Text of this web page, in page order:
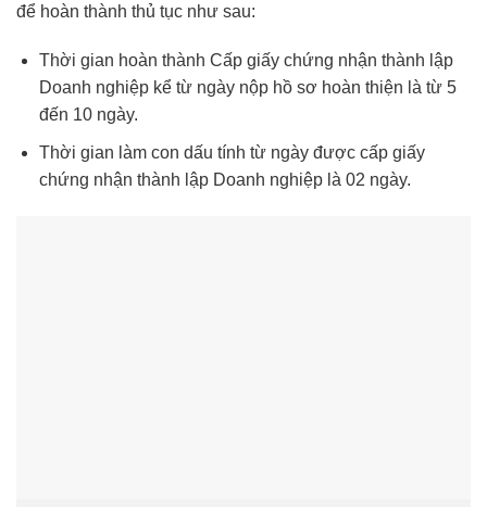
để hoàn thành thủ tục như sau:
Thời gian hoàn thành Cấp giấy chứng nhận thành lập
Doanh nghiệp kể từ ngày nộp hồ sơ hoàn thiện là từ 5
đến 10 ngày.
Thời gian làm con dấu tính từ ngày được cấp giấy
chứng nhận thành lập Doanh nghiệp là 02 ngày.